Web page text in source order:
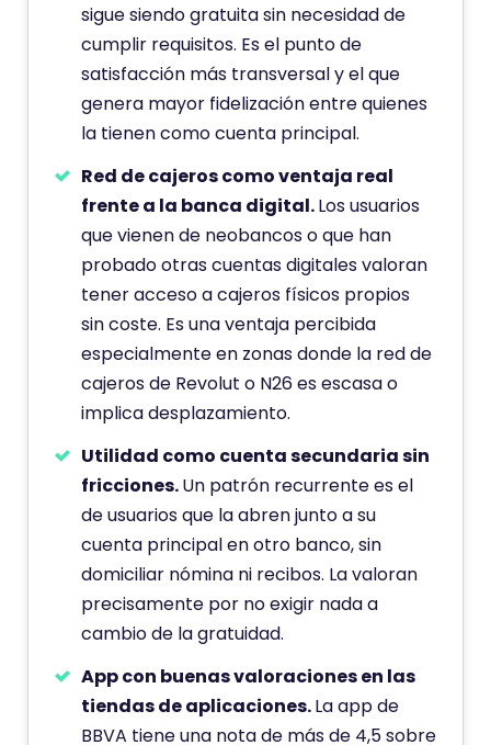
sigue siendo gratuita sin necesidad de
cumplir requisitos. Es el punto de
satisfacción más transversal y el que
genera mayor fidelización entre quienes
la tienen como cuenta principal.
Red de cajeros como ventaja real
frente a la banca digital.Los usuarios
que vienen de neobancos o que han
probado otras cuentas digitales valoran
tener acceso a cajeros físicos propios
sin coste. Es una ventaja percibida
especialmente en zonas donde la red de
cajeros de Revolut o N26 es escasa o
implica desplazamiento.
Utilidad como cuenta secundaria sin
fricciones.Un patrón recurrente es el
de usuarios que la abren junto a su
cuenta principal en otro banco, sin
domiciliar nómina ni recibos. La valoran
precisamente por no exigir nada a
cambio de la gratuidad.
App con buenas valoraciones en las
tiendas de aplicaciones.La app de
BBVA tiene una nota de más de 4,5 sobre